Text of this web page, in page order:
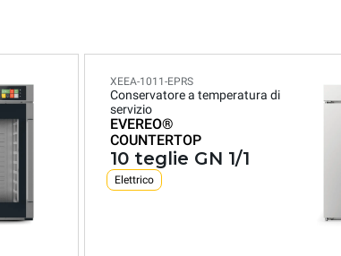
XEEA-1011-EPRS
Conservatore a temperatura di
servizio
EVEREO®
COUNTERTOP
10 teglie GN 1/1
Elettrico